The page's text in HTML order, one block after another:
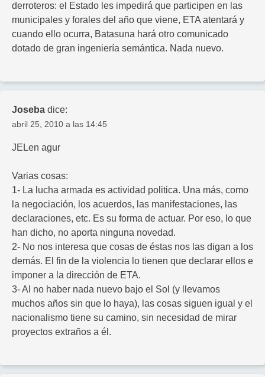
derroteros: el Estado les impedirá que participen en las
municipales y forales del año que viene, ETA atentará y
cuando ello ocurra, Batasuna hará otro comunicado
dotado de gran ingeniería semántica. Nada nuevo.
Joseba dice:
abril 25, 2010 a las 14:45
JELen agur
Varias cosas:
1- La lucha armada es actividad politica. Una más, como
la negociación, los acuerdos, las manifestaciones, las
declaraciones, etc. Es su forma de actuar. Por eso, lo que
han dicho, no aporta ninguna novedad.
2- No nos interesa que cosas de éstas nos las digan a los
demás. El fin de la violencia lo tienen que declarar ellos e
imponer a la dirección de ETA.
3- Al no haber nada nuevo bajo el Sol (y llevamos
muchos años sin que lo haya), las cosas siguen igual y el
nacionalismo tiene su camino, sin necesidad de mirar
proyectos extraños a él.